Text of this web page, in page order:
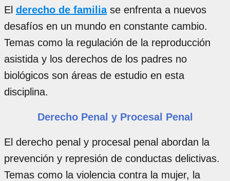
El derecho de familiase enfrenta a nuevos
desafíos en un mundo en constante cambio.
Temas como la regulación de la reproducción
asistida y los derechos de los padres no
biológicos son áreas de estudio en esta
disciplina.
Derecho Penal y Procesal Penal
El derecho penal y procesal penal abordan la
prevención y represión de conductas delictivas.
Temas como la violencia contra la mujer, la